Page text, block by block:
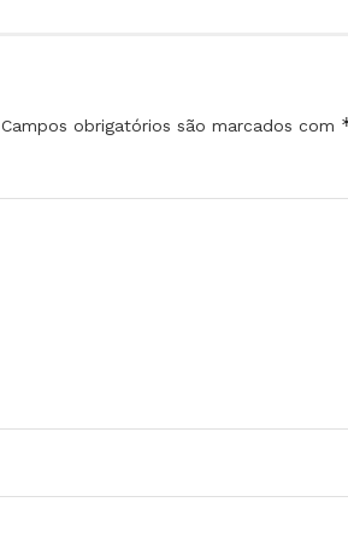
Campos obrigatórios são marcados com